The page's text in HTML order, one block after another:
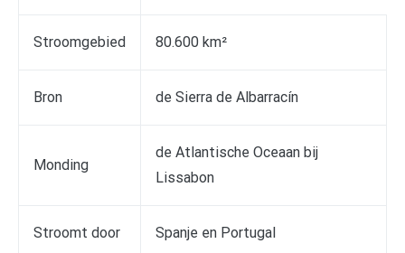
Stroomgebied 80.600 km²
Bron de Sierra de Albarracín
Monding
de Atlantische Oceaan bij
Lissabon
Stroomt door Spanje en Portugal